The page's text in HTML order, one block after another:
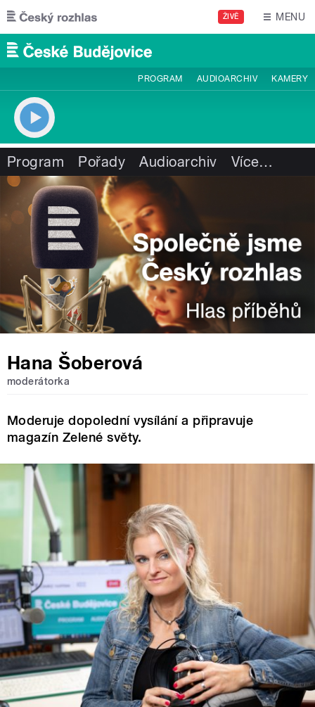
Přejít k hlavnímu obsahu
ŽIVĚ MENU
PROGRAM AUDIOARCHIV KAMERY
Program Pořady Audioarchiv Více…
Hana Šoberová
moderátorka
Moderuje dopolední vysílání a připravuje
magazín Zelené světy.